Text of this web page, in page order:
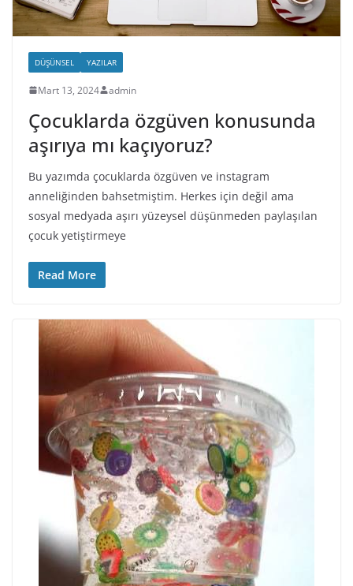
DÜŞÜNSEL YAZILAR
Mart 13, 2024 admin
Çocuklarda özgüven konusunda
aşırıya mı kaçıyoruz?
Bu yazımda çocuklarda özgüven ve instagram
anneliğinden bahsetmiştim. Herkes için değil ama
sosyal medyada aşırı yüzeysel düşünmeden paylaşılan
çocuk yetiştirmeye
Read More